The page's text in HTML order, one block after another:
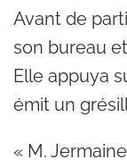
Avant de
son bureau
Elle appuya
émit un
« M.